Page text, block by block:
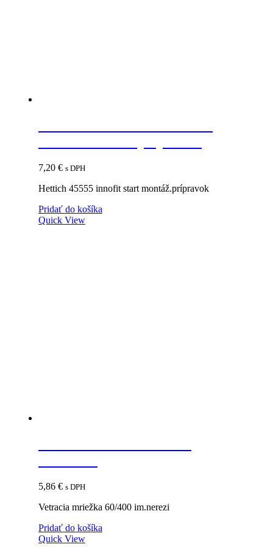
7,20 € s DPH
Hettich 45555 innofit start montáž.prípravok
Pridať do košíka
Quick View
5,86 € s DPH
Vetracia mriežka 60/400 im.nerezi
Pridať do košíka
Quick View